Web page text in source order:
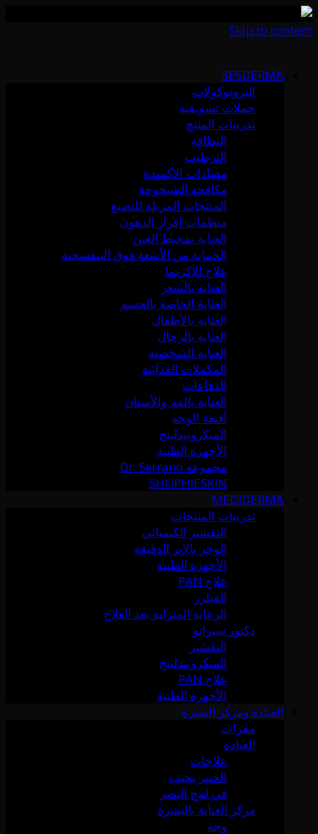
Skip to content
SESDERMA
البروتوكولات
حملات تسويقية
تدريبات المنتج
النظافة
الترطيب
مضادات الأكسدة
مكافحة الشيخوخة
المنتجات المزيلة للتصبغ
منظمات إفراز الدهون
العناية بمحيط العين
الحماية من الأشعة فوق البنفسجية
علاج الإكزيما
العناية بالشعر
العناية الخاصة بالجسم
العناية بالأطفال
العناية بالرجال
العناية الشخصية
المكملات الغذائية
الدفاعات
العناية بالفم والأسنان
أقنعة الوجه
الميكرونيدلينج
الأجهزة الطبية
مجموعة Dr. Serrano
SHOPHIESKIN
MEDIDERMA
تدريبات المنتجات
التقشير الكيميائي
الوخز بالإبر الدقيقة
الأجهزة الطبية
علاج PAN
الفيلرز
الرعاية المنزلية بعد العلاج
دكتور سيرانو
التقشير
الميكرونيدلينج
علاج PAN
الأجهزة الطبية
العيادة ومركز البشرة
مقرات
العيادة
علاجات
الخبير يجيب
في لمح البصر
مركز العناية بالبشرة
وجه